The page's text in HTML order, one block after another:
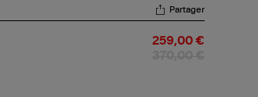
Partager
259,00 €